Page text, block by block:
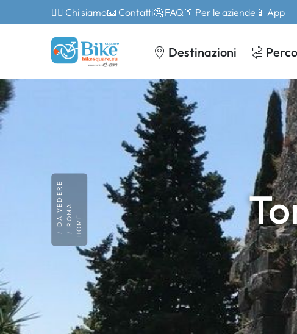
🙎‍♂️ Chi siamo📧 Contatti🤔 FAQ👔 Per le aziende 📱 App
Destinazioni
HOME
ROMA
DA VEDERE